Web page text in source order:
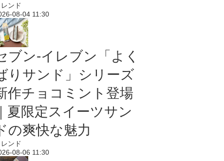
レンド
08-04 11:30
ブン‐イレブン「よく
りサンド」シリーズ
作チョコミント登場
｜夏限定スイーツサン
の爽快な魅力
レンド
08-06 11:30